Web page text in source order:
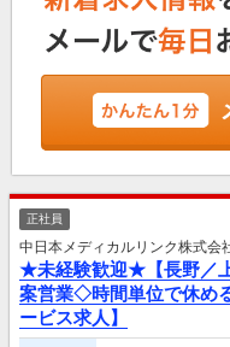
正社員
中日本メディカルリンク株式会
★未経験歓迎★【長野／
案営業◇時間単位で休め
ービス求人】